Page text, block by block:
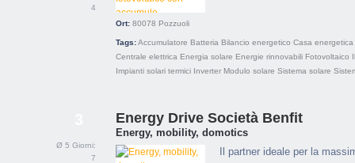
4
Ort: 80078 Pozzuoli
Tags:Accumulatore Batteria Bilancio energetico Casa energetica
Centrale elettrica Energia solare Energie rinnovabili Fotovoltaico
Impianti solari termici Inverter Modulo solare Sistema solare
Ø 5 Giorni:
7
Energy Drive Società Benfit
Energy, mobility, domotics
Il partner ideale per la